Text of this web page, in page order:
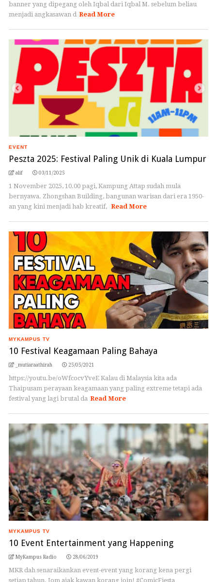
banner yang dipegang oleh Iqbal dari Iqbal M. sebelum beliau
menjadi angkasawan d Read More
EVENT
Peszta 2025: Festival Paling Unik di Kuala Lumpur
alif 03/11/2025
1 November 2025, 10.00 pagi, Kampung Attap sudah mula
bernyawa. Zhongshan Building, bangunan warisan dari era 1950-
an yang kini menjadi hab kreatif, Read More
MYKAMPUS TV
10 Festival Keagamaan Paling Bahaya
_mutiaraathirah 25/05/2021
https://youtu.be/oWfcocvYveE Kalau di Malaysia kita ada
Thaipusam perayaan keagamaan yang paling extreme tetapi ada
festival yang lagi brutal da Read More
MYKAMPUS TV
10 Event Entertainment yang Happening
MyKampus Radio 28/06/2019
MKR dah senaraikankan event-event yang korang kena pergi
setiap tahun. Jom ajak kawan korang join! #ComicFiesta